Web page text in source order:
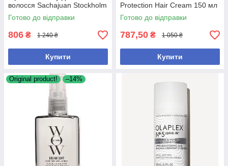
волосся Sachajuan Stockholm
Styling Cream Straight Or
Curly, 125 мл
Готово до відправки
806 ₴ 1 240 ₴
Купити
Protection Hair Cream 150 мл
Готово до відправки
787,50 ₴ 1 050 ₴
Купити
Original product! –14%